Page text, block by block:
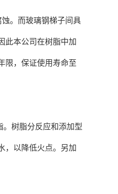
。而玻璃钢梯子间具
此本公司在树脂中加
限，保证使用寿命至
树脂分反应和添加型
，以降低火点。另加